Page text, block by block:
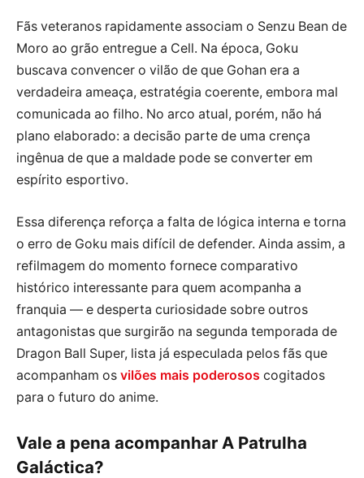
Fãs veteranos rapidamente associam o Senzu Bean de
Moro ao grão entregue a Cell. Na época, Goku
buscava convencer o vilão de que Gohan era a
verdadeira ameaça, estratégia coerente, embora mal
comunicada ao filho. No arco atual, porém, não há
plano elaborado: a decisão parte de uma crença
ingênua de que a maldade pode se converter em
espírito esportivo.
Essa diferença reforça a falta de lógica interna e torna
o erro de Goku mais difícil de defender. Ainda assim, a
refilmagem do momento fornece comparativo
histórico interessante para quem acompanha a
franquia — e desperta curiosidade sobre outros
antagonistas que surgirão na segunda temporada de
Dragon Ball Super, lista já especulada pelos fãs que
acompanham os vilões mais poderosos cogitados
para o futuro do anime.
Vale a pena acompanhar A Patrulha
Galáctica?